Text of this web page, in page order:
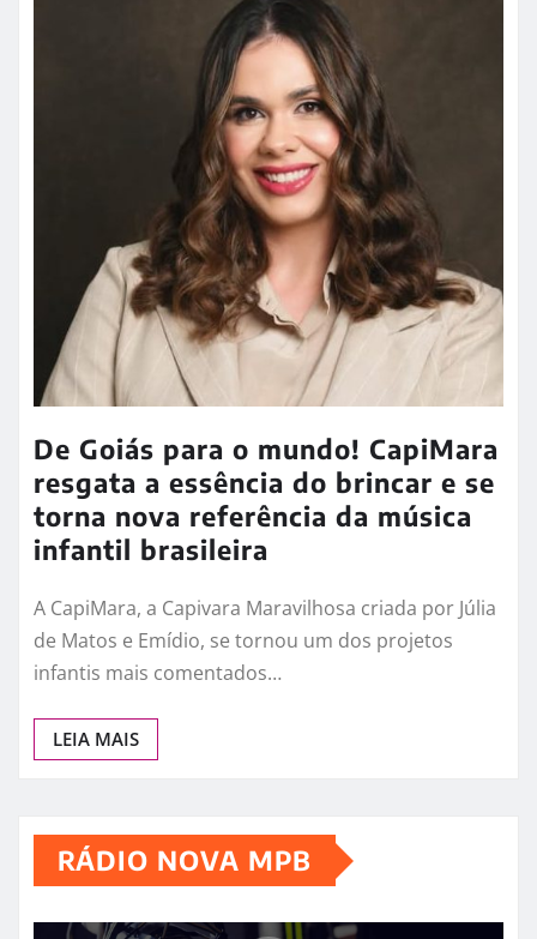
De Goiás para o mundo! CapiMara
resgata a essência do brincar e se
torna nova referência da música
infantil brasileira
A CapiMara, a Capivara Maravilhosa criada por Júlia
de Matos e Emídio, se tornou um dos projetos
infantis mais comentados…
LEIA MAIS
RÁDIO NOVA MPB